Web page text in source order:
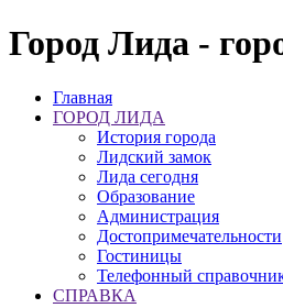
Город Лида -
Главная
ГОРОД ЛИДА
История города
Лидский замок
Лида сегодня
Образование
Администрация
Достопримечательности
Гостиницы
Телефонный
СПРАВКА